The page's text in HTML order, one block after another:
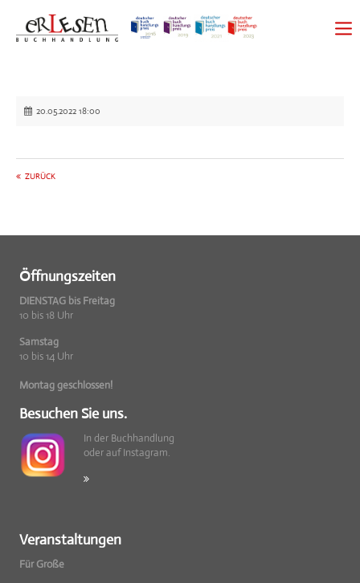
20.05.2022 18:00
ZURÜCK
Öffnungszeiten
DIENSTAG bis Freitag
10 bis 18 Uhr
Samstag
10 bis 14 Uhr
Montag geschlossen!
Besuchen Sie uns.
In der Buchhandlung
oder auf Instagram.
Veranstaltungen
Für Große